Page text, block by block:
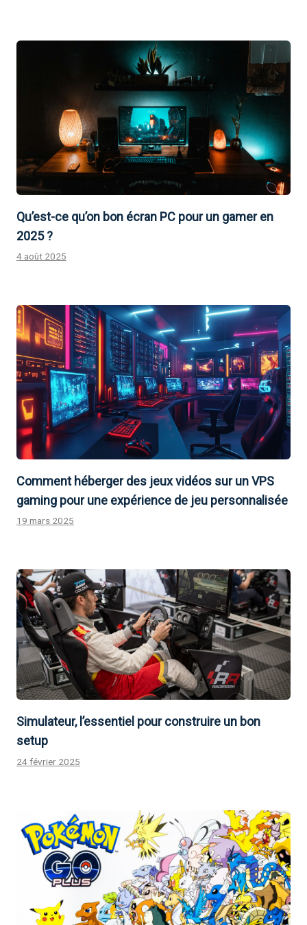
Qu’est-ce qu’on bon écran PC pour un gamer en
2025 ?
4 août 2025
Comment héberger des jeux vidéos sur un VPS
gaming pour une expérience de jeu personnalisée
19 mars 2025
Simulateur, l’essentiel pour construire un bon
setup
24 février 2025